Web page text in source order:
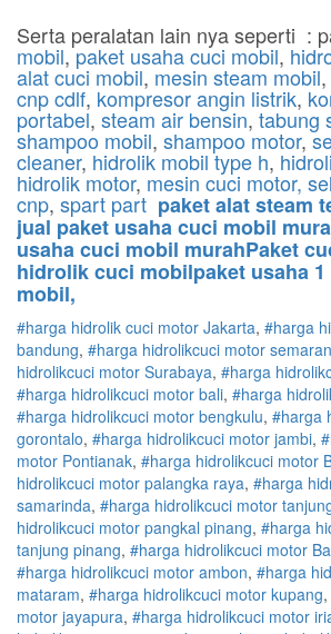
Serta peralatan lain nya seperti :
mobil,paket usaha cuci mobil,
alat cuci mobil, mesin steam mobil,
cnp cdlf, kompresor angin listrik,
portabel, steam air bensin, tabung
shampoo mobil, shampoo motor,
cleaner, hidrolik mobil type h,
hidrolik motor, mesin cuci motor,
cnp, spart part paket alat steam
jual paket usaha cuci mobil
usaha cuci mobil murahPaket
hidrolik cuci mobilpaket usaha
mobil,
#harga hidrolik cuci motor Jakarta, #harga
bandung, #harga hidrolikcuci motor
hidrolikcuci motor Surabaya, #harga hidrolik
#harga hidrolikcuci motor bali, #harga
#harga hidrolikcuci motor bengkulu, #harga
gorontalo, #harga hidrolikcuci motor jambi, #
motor Pontianak, #harga hidrolikcuci motor
hidrolikcuci motor palangka raya, #harga
samarinda, #harga hidrolikcuci motor
hidrolikcuci motor pangkal pinang, #harga
tanjung pinang, #harga hidrolikcuci motor
#harga hidrolikcuci motor ambon, #harga
mataram, #harga hidrolikcuci motor kupang,
motor jayapura, #harga hidrolikcuci motor